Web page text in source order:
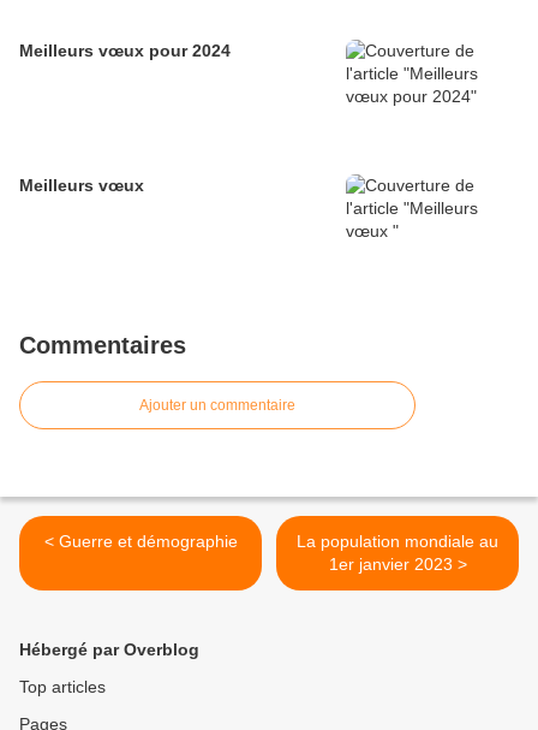
Meilleurs vœux pour 2024
Meilleurs vœux
Commentaires
Ajouter un commentaire
< Guerre et démographie
La population mondiale au
1er janvier 2023 >
Hébergé par Overblog
Top articles
Pages